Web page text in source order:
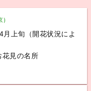
）
月上旬（開花状況によ
花見の名所